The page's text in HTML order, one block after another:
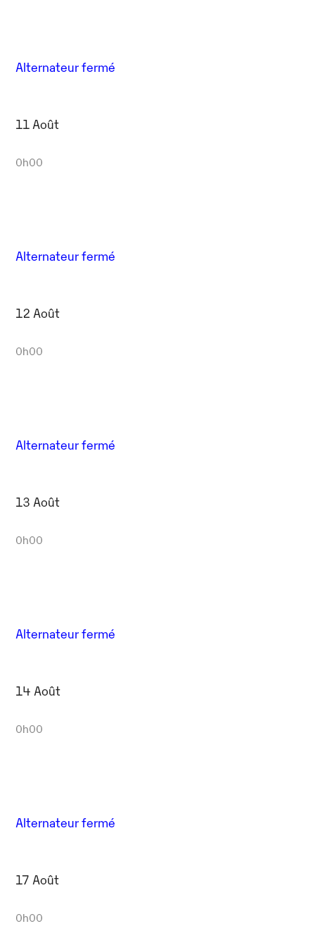
Alternateur fermé
11 Août
0h00
Alternateur fermé
12 Août
0h00
Alternateur fermé
13 Août
0h00
Alternateur fermé
14 Août
0h00
Alternateur fermé
17 Août
0h00